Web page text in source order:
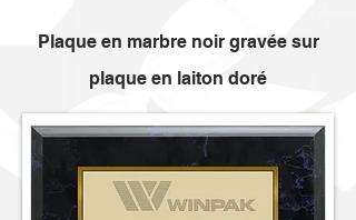
Plaque en marbre noir gravée sur
plaque en laiton doré